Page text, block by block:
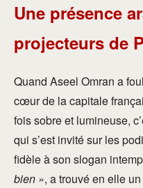
Une présence
projecteurs de
Quand Aseel Omran a
cœur de la capitale
fois sobre et lumineuse,
qui s’est invité sur les
fidèle à son slogan
bien », a trouvé en elle